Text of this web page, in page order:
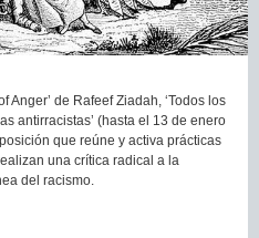
Anger’ de Rafeef Ziadah, ‘Todos los
antirracistas’ (hasta el 13 de enero
que reúne y activa prácticas
una crítica radical a la
del racismo.